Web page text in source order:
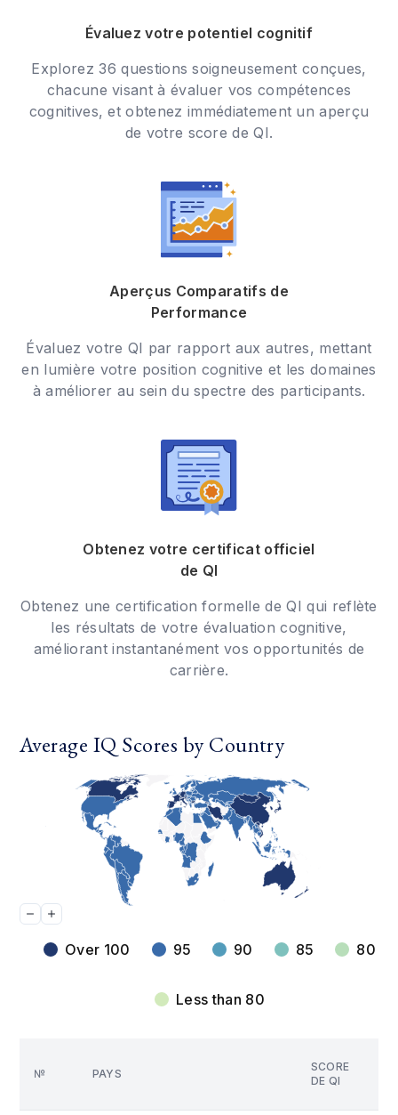
Évaluez votre potentiel cognitif
Explorez 36 questions soigneusement conçues,
chacune visant à évaluer vos compétences
cognitives, et obtenez immédiatement un aperçu
de votre score de QI.
Aperçus Comparatifs de
Performance
Évaluez votre QI par rapport aux autres, mettant
en lumière votre position cognitive et les domaines
à améliorer au sein du spectre des participants.
Obtenez votre certificat officiel
de QI
Obtenez une certification formelle de QI qui reflète
les résultats de votre évaluation cognitive,
améliorant instantanément vos opportunités de
carrière.
Average IQ Scores by Country
Over 100 95 90 85 80
Less than 80
№ PAYS
SCORE
DE QI